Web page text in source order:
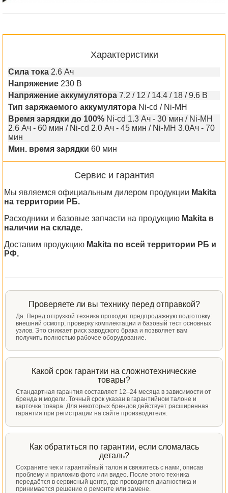
Характеристики
Сила тока 2.6 Ач
Напряжение 230 В
Напряжение аккумулятора 7.2 / 12 / 14.4 / 18 / 9.6 В
Тип заряжаемого аккумулятора Ni-cd / Ni-MH
Время зарядки до 100% Ni-cd 1.3 Ач - 30 мин / Ni-MH
2.6 Ач - 60 мин / Ni-cd 2.0 Ач - 45 мин / Ni-MH 3.0Ач - 70
мин
Мин. время зарядки 60 мин
Сервис и гарантия
Мы являемся официальным дилером продукции Makita
на территории РБ.
Расходники и базовые запчасти на продукцию Makita в
наличии на складе.
Доставим продукцию Makita по всей территории РБ и
РФ.
Проверяете ли вы технику перед отправкой?
Да. Перед отгрузкой техника проходит предпродажную подготовку:
внешний осмотр, проверку комплектации и базовый тест основных
узлов. Это снижает риск заводского брака и позволяет вам
получить полностью рабочее оборудование.
Какой срок гарантии на сложнотехнические
товары?
Стандартная гарантия составляет 12–24 месяца в зависимости от
бренда и модели. Точный срок указан в гарантийном талоне и
карточке товара. Для некоторых брендов действует расширенная
гарантия при регистрации на сайте производителя.
Как обратиться по гарантии, если сломалась
деталь?
Сохраните чек и гарантийный талон и свяжитесь с нами, описав
проблему и приложив фото или видео. После этого техника
передаётся в сервисный центр, где проводится диагностика и
принимается решение о ремонте или замене.